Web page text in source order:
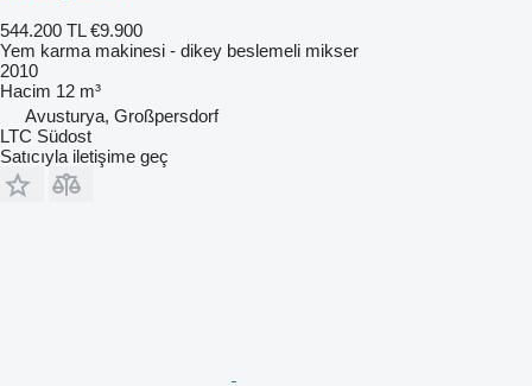
544.200 TL €9.900
Yem karma makinesi - dikey beslemeli mikser
2010
Hacim 12 m³
Avusturya, Großpersdorf
LTC Südost
Satıcıyla iletişime geç